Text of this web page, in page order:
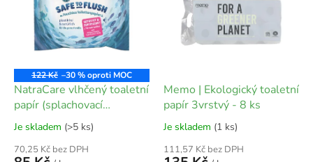
122 Kč –30 %
NatraCare vlhčený toaletní
papír (splachovací
ubrousek) 30 ks
Je skladem (>5 ks)
70,25 Kč bez DPH
Memo | Ekologický toaletní
papír 3vrstvý - 8 ks
Je skladem (1 ks)
111,57 Kč bez DPH